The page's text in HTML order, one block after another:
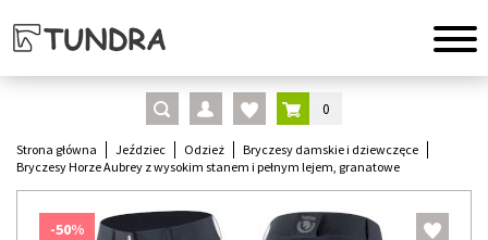
0
Strona główna Jeździec Odzież
Bryczesy damskie i dziewczęce
Bryczesy Horze Aubrey z wysokim stanem i pełnym lejem, granatowe
-50%